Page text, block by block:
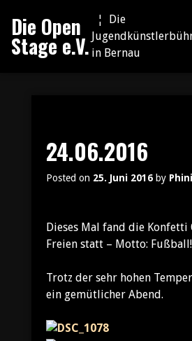
content
Die Open
Stage e.V.
¦ Die
in Bernau
24.06.2016
Posted on 25. Juni 2016 by
Dieses Mal fand die Konfetti
Freien statt – Motto: Fußball!
Trotz der sehr hohen
ein gemütlicher Abend.